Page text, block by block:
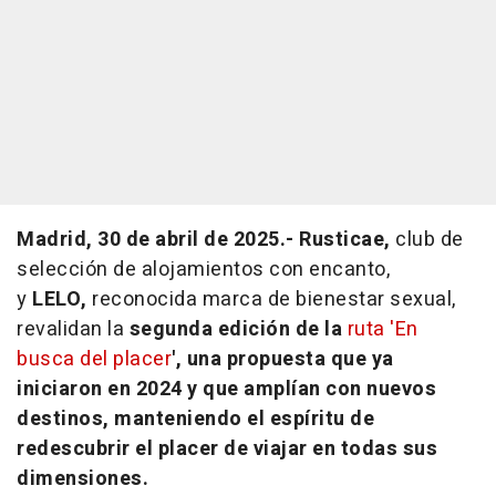
Madrid, 30 de abril de 2025.- Rusticae, club de
selección de alojamientos con encanto,
y LELO, reconocida marca de bienestar sexual,
revalidan la segunda edición de la ruta 'En
busca del placer', una propuesta que ya
iniciaron en 2024 y que amplían con nuevos
destinos, manteniendo el espíritu de
redescubrir el placer de viajar en todas sus
dimensiones.